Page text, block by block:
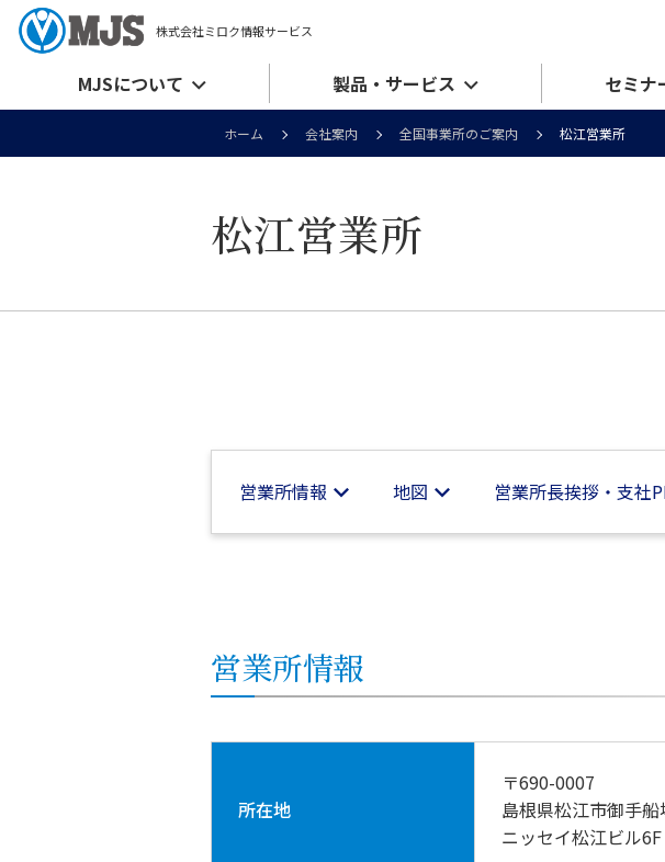
株式会社ミロク情報サービス
MJSについて 製品・サービス セミナ
ホーム 会社案内 全国事業所のご案内 松江営業所
松江営業所
営業所情報 地図 営業所長挨拶・支社
営業所情報
所在地
〒690-0007
島根県松江市御手船
ニッセイ松江ビル6F